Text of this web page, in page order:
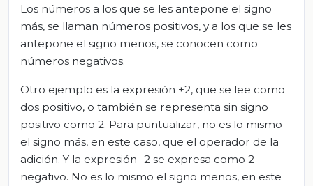
Los números a los que se les antepone el signo
más, se llaman números positivos, y a los que se les
antepone el signo menos, se conocen como
números negativos.
Otro ejemplo es la expresión +2, que se lee como
dos positivo, o también se representa sin signo
positivo como 2. Para puntualizar, no es lo mismo
el signo más, en este caso, que el operador de la
adición. Y la expresión -2 se expresa como 2
negativo. No es lo mismo el signo menos, en este